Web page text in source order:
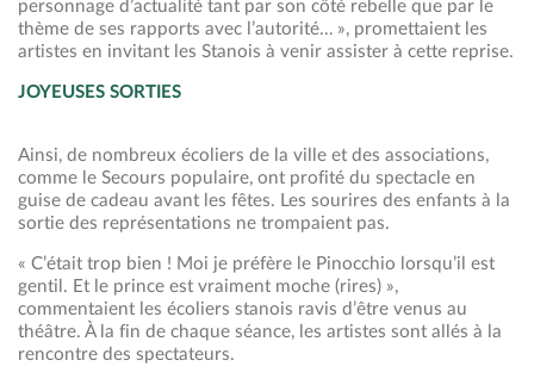
personnage d’actualité tant par son côté rebelle que par le
thème de ses rapports avec l’autorité… », promettaient les
artistes en invitant les Stanois à venir assister à cette reprise.
JOYEUSES SORTIES
Ainsi, de nombreux écoliers de la ville et des associations,
comme le Secours populaire, ont profité du spectacle en
guise de cadeau avant les fêtes. Les sourires des enfants à la
sortie des représentations ne trompaient pas.
« C’était trop bien ! Moi je préfère le Pinocchio lorsqu’il est
gentil. Et le prince est vraiment moche (rires) »,
commentaient les écoliers stanois ravis d’être venus au
théâtre. À la fin de chaque séance, les artistes sont allés à la
rencontre des spectateurs.